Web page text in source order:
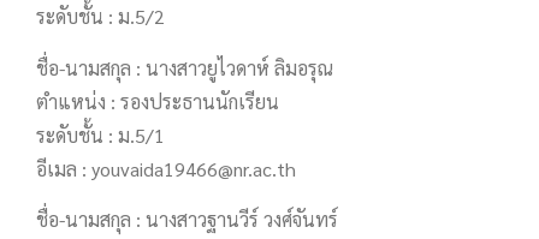
ระดับชั้น : ม.5/2
ชื่อ-นามสกุล : นางสาวยูไวดาห์ ลิมอรุณ
ตำแหน่ง : รองประธานนักเรียน
ระดับชั้น : ม.5/1
อีเมล : youvaida19466@nr.ac.th
ชื่อ-นามสกุล : นางสาวฐานวีร์ วงศ์จันทร์